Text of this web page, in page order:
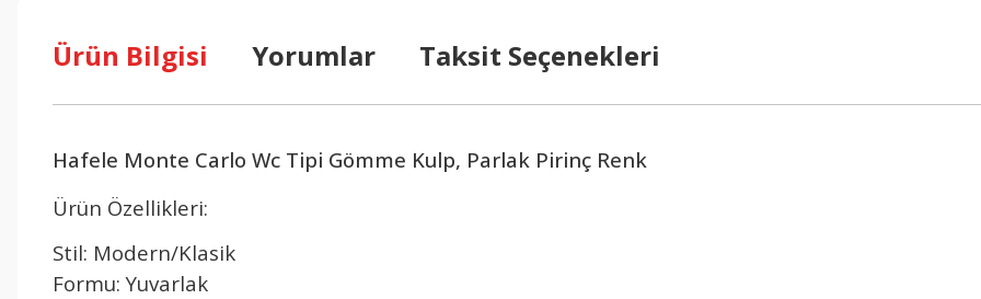
Ürün Bilgisi Yorumlar Taksit Seçenekleri
Hafele Monte Carlo Wc Tipi Gömme Kulp, Parlak Pirinç Renk
Ürün Özellikleri:
Stil: Modern/Klasik
Formu: Yuvarlak